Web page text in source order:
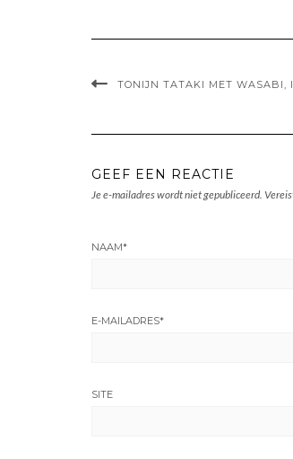
TONIJN TATAKI MET WASABI,
GEEF EEN REACTIE
Je e-mailadres wordt niet gepubliceerd.
NAAM*
E-MAILADRES*
SITE